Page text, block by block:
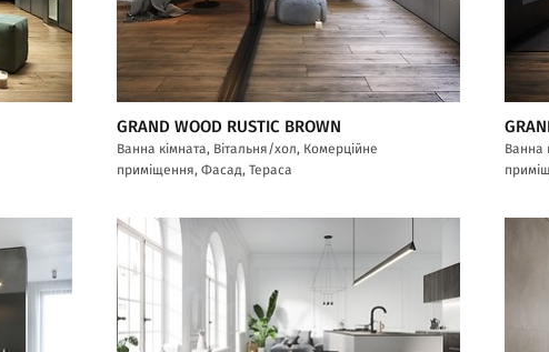
GRAND WOOD RUSTIC BROWN
Ванна кімната, Вітальня/хол, Комерційне
приміщення, Фасад, Тераса
Ванна